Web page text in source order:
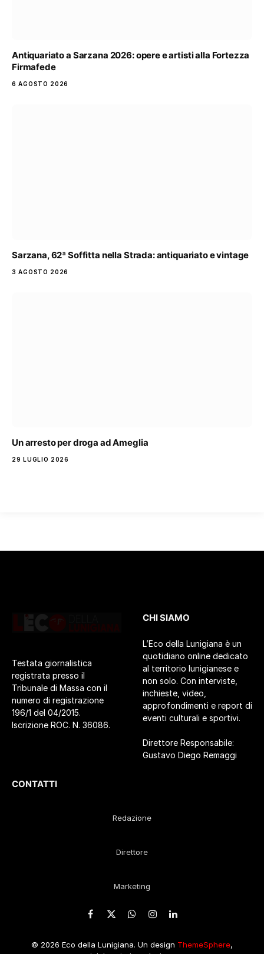
Antiquariato a Sarzana 2026: opere e artisti alla Fortezza
Firmafede
6 AGOSTO 2026
Sarzana, 62ª Soffitta nella Strada: antiquariato e vintage
3 AGOSTO 2026
Un arresto per droga ad Ameglia
29 LUGLIO 2026
Testata giornalistica
registrata presso il
Tribunale di Massa con il
numero di registrazione
196/1 del 04/2015.
Iscrizione ROC. N. 36086.
CHI SIAMO
L’Eco della Lunigiana è un
quotidiano online dedicato
al territorio lunigianese e
non solo. Con interviste,
inchieste, video,
approfondimenti e report di
eventi culturali e sportivi.
Direttore Responsabile:
Gustavo Diego Remaggi
CONTATTI
Redazione
Direttore
Marketing
Facebook
X
WhatsApp
Instagram
LinkedIn
© 2026 Eco della Lunigiana. Un design ThemeSphere,